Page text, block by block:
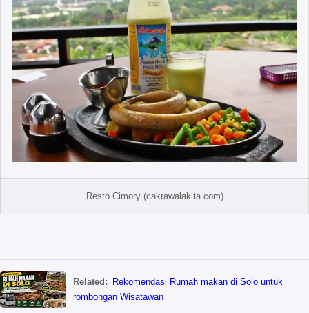
Resto Cimory (cakrawalakita.com)
Related:
Rekomendasi Rumah makan di Solo untuk
rombongan Wisatawan